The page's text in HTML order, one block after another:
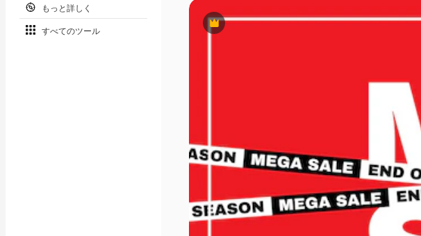
もっと詳しく
すべてのツール
Premium